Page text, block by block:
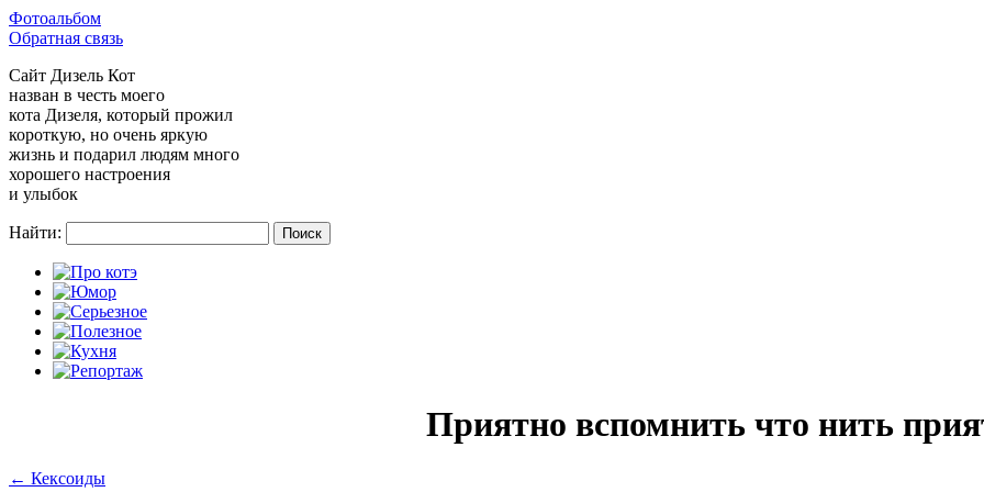
Фотоальбом
Обратная связь
Сайт Дизель Кот
назван в честь моего
кота Дизеля, который прожил
короткую, но очень яркую
жизнь и подарил людям много
хорошего настроения
и улыбок
Найти:
Приятно вспомнить что нить
← Кексоиды